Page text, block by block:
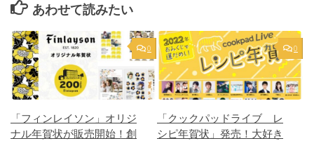
あわせて読みたい
0
「フィンレイソン」オリジ
ナル年賀状が販売開始！創
0
「クックパッドライブ レ
シピ年賀状」発売！大好き